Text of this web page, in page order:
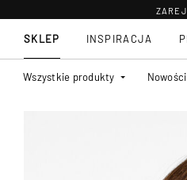
SKLEP
Wszystkie produkty Nowości
INSPIRACJA